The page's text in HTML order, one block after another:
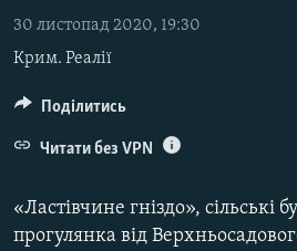
до
навігації
Перейти
пошуку
ПОЛІТИКА
БЛОГИ
ПОГЛЯД
ІНТЕРВ'Ю
СПЕЦПРОЕКТИ
30 листопад 2020, 19:30
Крим. Реалії
«Ластівчине гніздо», сільські
прогулянка від
Поділитись
Читати без VPN